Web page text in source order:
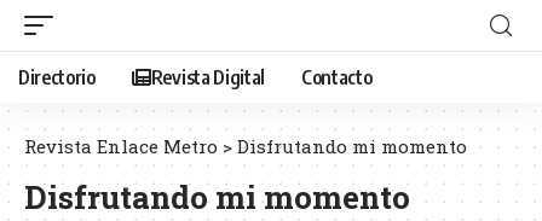
Directorio Revista Digital Contacto
Revista Enlace Metro > Disfrutando mi momento
Disfrutando mi momento